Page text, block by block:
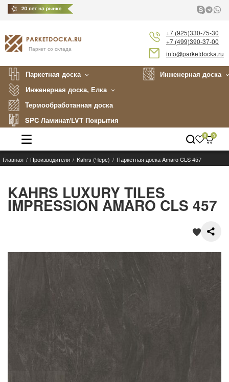
Паркет со склада
+7 (925)330-75-30
+7 (499)390-37-00
info@parketdocka.ru
Паркетная доска
Инженерная доска
Инженерная доска, Елка
Термообработанная доска
SPC Ламинат/LVT Покрытия
Каталог
Укладка
0 0
Главная Производители Kahrs (Черс) Паркетная доска Amaro CLS 457
KAHRS LUXURY TILES
IMPRESSION AMARO CLS 457